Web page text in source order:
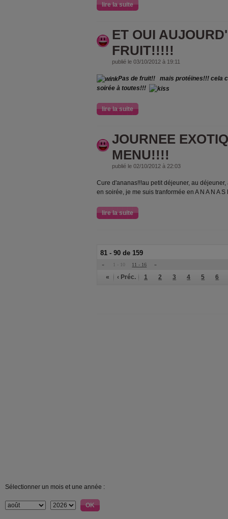
lire la suite
ET OUI
FRUIT!!!!!
publié le 03/10/2012 à 19:11
Pas de fruit!!
mais protéïnes!!! cela
soirée à toutes!!!
lire la suite
JOURNEE
MENU!!!!
publié le 02/10/2012 à 22:03
Cure d'ananas!!!au petit déjeuner, au
en soirée, je me suis tranformée en A N A N A S
lire la suite
81 - 90 de 159
« 1 - 10 11 - 16 »
« ‹ Préc. 1 2 3 4 5 6
Sélectionner un mois et une année :